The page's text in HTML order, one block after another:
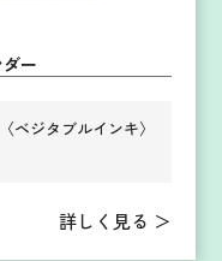
ー
〈ベジタブルインキ〉
詳しく見る ＞